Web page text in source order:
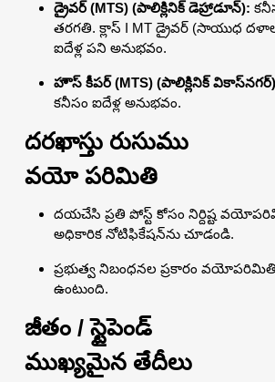
డ్రైవర్ (MTS) (పాలిక్లినిక్ డెహ్రాడూన్):
తరగతి. క్లాస్ I MT డ్రైవర్ (సాయుధ
ఐదేళ్ల పని అనుభవం.
హౌస్ కీపర్ (MTS) (పాలిక్లినిక్
కనీసం ఐదేళ్ల అనుభవం.
దరఖాస్తు రుసుము
వయో పరిమితి
దయచేసి ప్రతి పోస్ట్ కోసం నిర్దిష్ట
అధికారిక నోటిఫికేషన్‌ను చూడండి.
ప్రభుత్వ నిబంధనల ప్రకారం
ఉంటుంది.
జీతం / స్టైపెండ్
ముఖ్యమైన తేదీలు